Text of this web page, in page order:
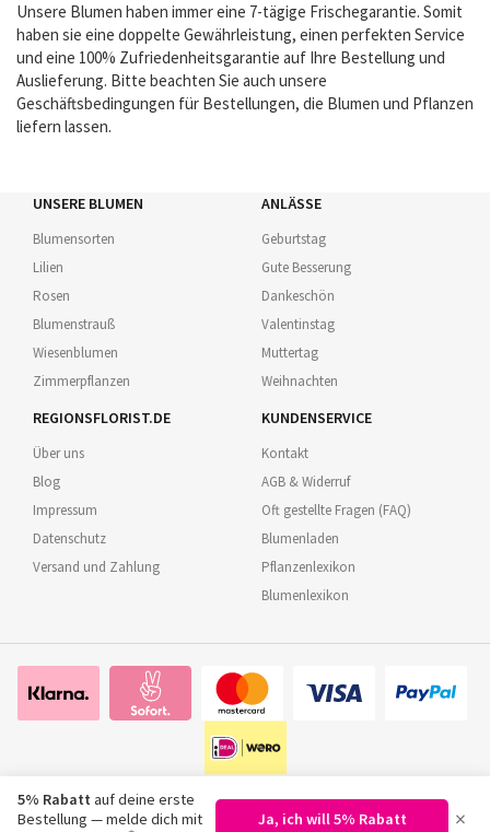
Unsere Blumen haben immer eine 7-tägige Frischegarantie. Somit
haben sie eine doppelte Gewährleistung, einen perfekten Service
und eine 100% Zufriedenheitsgarantie auf Ihre Bestellung und
Auslieferung. Bitte beachten Sie auch unsere
Geschäftsbedingungen für Bestellungen, die Blumen und Pflanzen
liefern lassen.
UNSERE BLUMEN
Blumensorten
Lilien
Rosen
Blumenstrauß
Wiesenblumen
Zimmerpflanzen
ANLÄSSE
Geburtstag
Gute Besserung
Dankeschön
Valentinstag
Muttertag
Weihnachten
REGIONSFLORIST.DE
Über uns
Blog
Impressum
Datenschutz
Versand und Zahlung
KUNDENSERVICE
Kontakt
AGB & Widerruf
Oft gestellte Fragen (FAQ)
Blumenladen
Pflanzenlexikon
Blumenlexikon
5% Rabatt auf deine erste
Bestellung — melde dich mit
Ja, ich will 5% Rabatt ×